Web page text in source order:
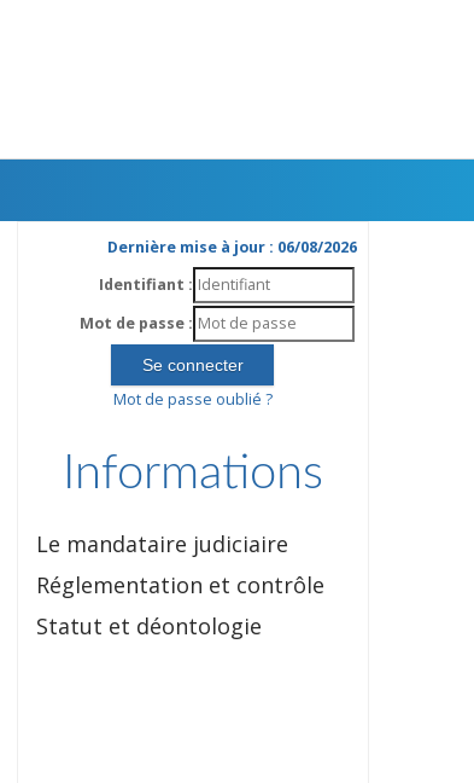
Dernière mise à jour : 06/08/2026
Identifiant :
Mot de passe :
Mot de passe oublié ?
Informations
Le mandataire judiciaire
Réglementation et contrôle
Statut et déontologie